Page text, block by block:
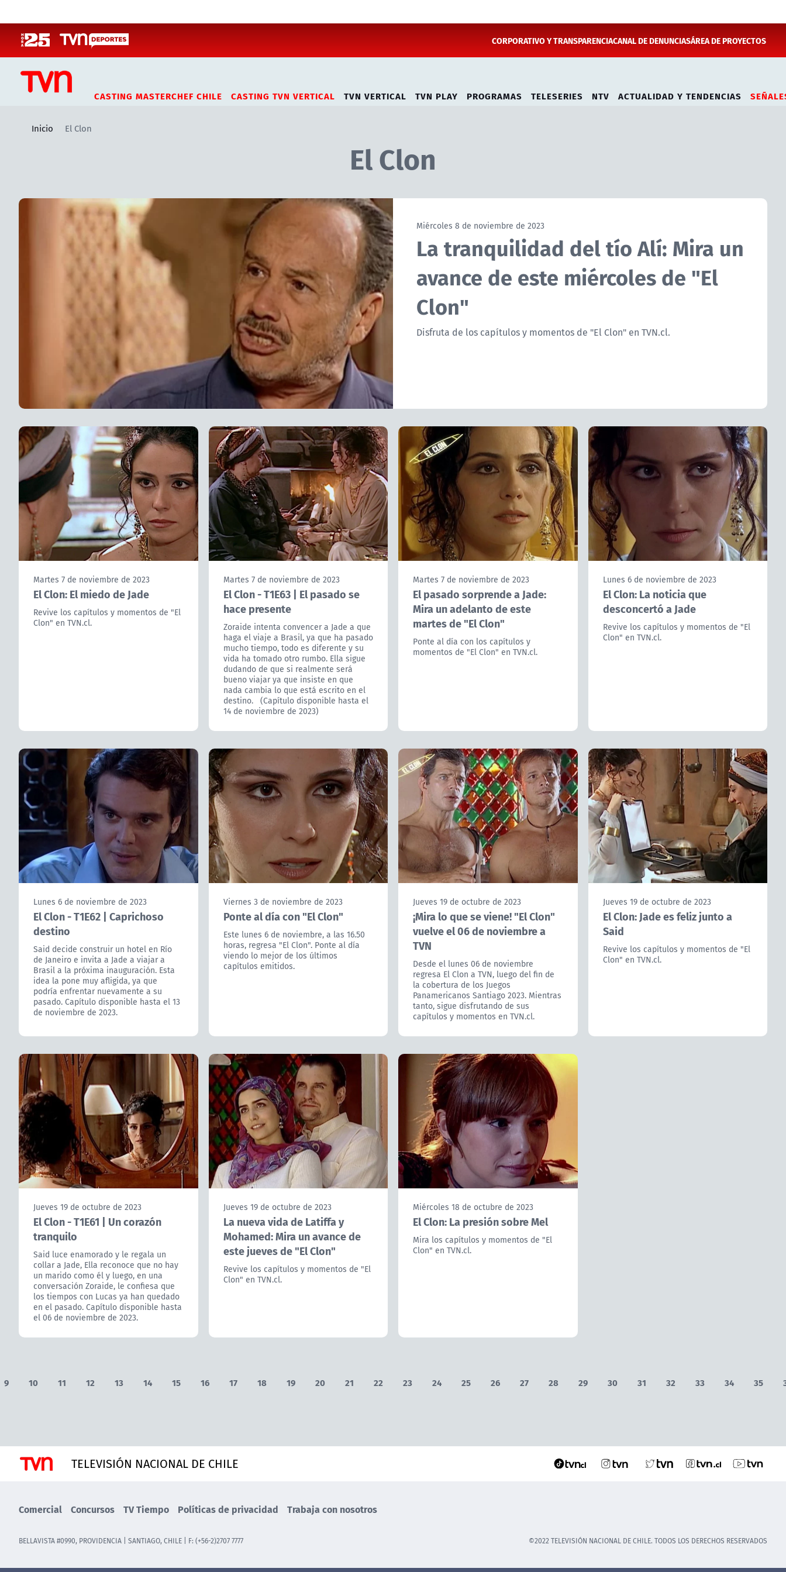
CORPORATIVO Y TRANSPARENCIACANAL DE DENUNCIASÁREA DE PROYECTOS
CASTING MASTERCHEF CHILE CASTING TVN VERTICAL TVN VERTICAL TVN PLAY PROGRAMAS TELESERIES NTV ACTUALIDAD Y TENDENCIAS
Inicio El Clon
El Clon
Artículos relacionados con El Clon
Miércoles 8 de noviembre de 2023
La tranquilidad del tío Alí: Mira un
avance de este miércoles de "El
Clon"
Disfruta de los capítulos y momentos de "El Clon" en TVN.cl.
Martes 7 de noviembre de 2023
El Clon: El miedo de Jade
Revive los capítulos y momentos de "El
Clon" en TVN.cl.
Martes 7 de noviembre de 2023
El Clon - T1E63 | El pasado se
hace presente
Zoraide intenta convencer a Jade a que
haga el viaje a Brasil, ya que ha pasado
mucho tiempo, todo es diferente y su
vida ha tomado otro rumbo. Ella sigue
dudando de que si realmente será
bueno viajar ya que insiste en que
nada cambia lo que está escrito en el
destino. (Capítulo disponible hasta el
14 de noviembre de 2023)
Martes 7 de noviembre de 2023
El pasado sorprende a Jade:
Mira un adelanto de este
martes de "El Clon"
Ponte al día con los capítulos y
momentos de "El Clon" en TVN.cl.
Lunes 6 de noviembre de 2023
El Clon: La noticia que
desconcertó a Jade
Revive los capítulos y momentos de "El
Clon" en TVN.cl.
Lunes 6 de noviembre de 2023
El Clon - T1E62 | Caprichoso
destino
Said decide construir un hotel en Río
de Janeiro e invita a Jade a viajar a
Brasil a la próxima inauguración. Esta
idea la pone muy afligida, ya que
podría enfrentar nuevamente a su
pasado. Capítulo disponible hasta el 13
de noviembre de 2023.
Viernes 3 de noviembre de 2023
Ponte al día con "El Clon"
Este lunes 6 de noviembre, a las 16.50
horas, regresa "El Clon". Ponte al día
viendo lo mejor de los últimos
capítulos emitidos.
Jueves 19 de octubre de 2023
¡Mira lo que se viene! "El Clon"
vuelve el 06 de noviembre a
TVN
Desde el lunes 06 de noviembre
regresa El Clon a TVN, luego del fin de
la cobertura de los Juegos
Panamericanos Santiago 2023. Mientras
tanto, sigue disfrutando de sus
capítulos y momentos en TVN.cl.
Jueves 19 de octubre de 2023
El Clon: Jade es feliz junto a
Said
Revive los capítulos y momentos de "El
Clon" en TVN.cl.
Jueves 19 de octubre de 2023
El Clon - T1E61 | Un corazón
tranquilo
Said luce enamorado y le regala un
collar a Jade, Ella reconoce que no hay
un marido como él y luego, en una
conversación Zoraide, le confiesa que
los tiempos con Lucas ya han quedado
en el pasado. Capítulo disponible hasta
el 06 de noviembre de 2023.
Jueves 19 de octubre de 2023
La nueva vida de Latiffa y
Mohamed: Mira un avance de
este jueves de "El Clon"
Revive los capítulos y momentos de "El
Clon" en TVN.cl.
Miércoles 18 de octubre de 2023
El Clon: La presión sobre Mel
Mira los capítulos y momentos de "El
Clon" en TVN.cl.
9 10 11 12 13 14 15 16 17 18 19 20 21 22 23 24 25 26 27 28 29 30 31 32 33 34 35
TELEVISIÓN NACIONAL DE CHILE
Comercial Concursos TV Tiempo Políticas de privacidad Trabaja con nosotros
BELLAVISTA #0990, PROVIDENCIA | SANTIAGO, CHILE | F: (+56-2)2707 7777 ©2022 TELEVISIÓN NACIONAL DE CHILE. TODOS LOS DERECHOS RESERVADOS